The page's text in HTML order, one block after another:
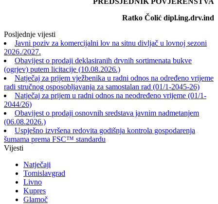
Ratko Čolić dipl.ing.drv.ind
Posljednje vijesti
Javni poziv za komercijalni lov na sitnu divljač u lovnoj sezoni
2026./2027.
Obavijest o prodaji deklasiranih drvnih sortimenata bukve
(ogrjev) putem licitacije (10.08.2026.)
Natječaj za prijem vježbenika u radni odnos na određeno vrijeme
radi stručnog osposobljavanja za samostalan rad (01/1-2045-26)
Natječaj za prijem u radni odnos na neodređeno vrijeme (01/1-
2044/26)
Obavijest o prodaji osnovnih sredstava javnim nadmetanjem
(06.08.2026.)
Uspješno izvršena redovita godišnja kontrola gospodarenja
šumama prema FSC™ standardu
Vijesti
Natječaji
Tomislavgrad
Livno
Kupres
Glamoč